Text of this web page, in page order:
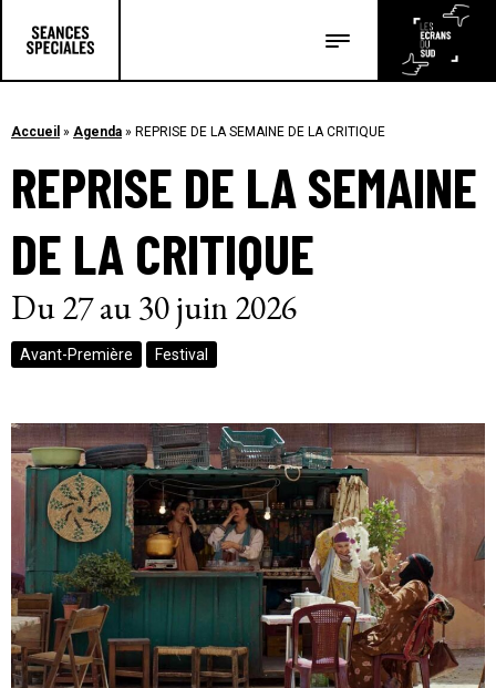
Les articles
Accueil » Agenda » REPRISE DE LA SEMAINE DE LA CRITIQUE
REPRISE DE LA SEMAINE
DE LA CRITIQUE
Du 27 au 30 juin 2026
Avant-Première Festival